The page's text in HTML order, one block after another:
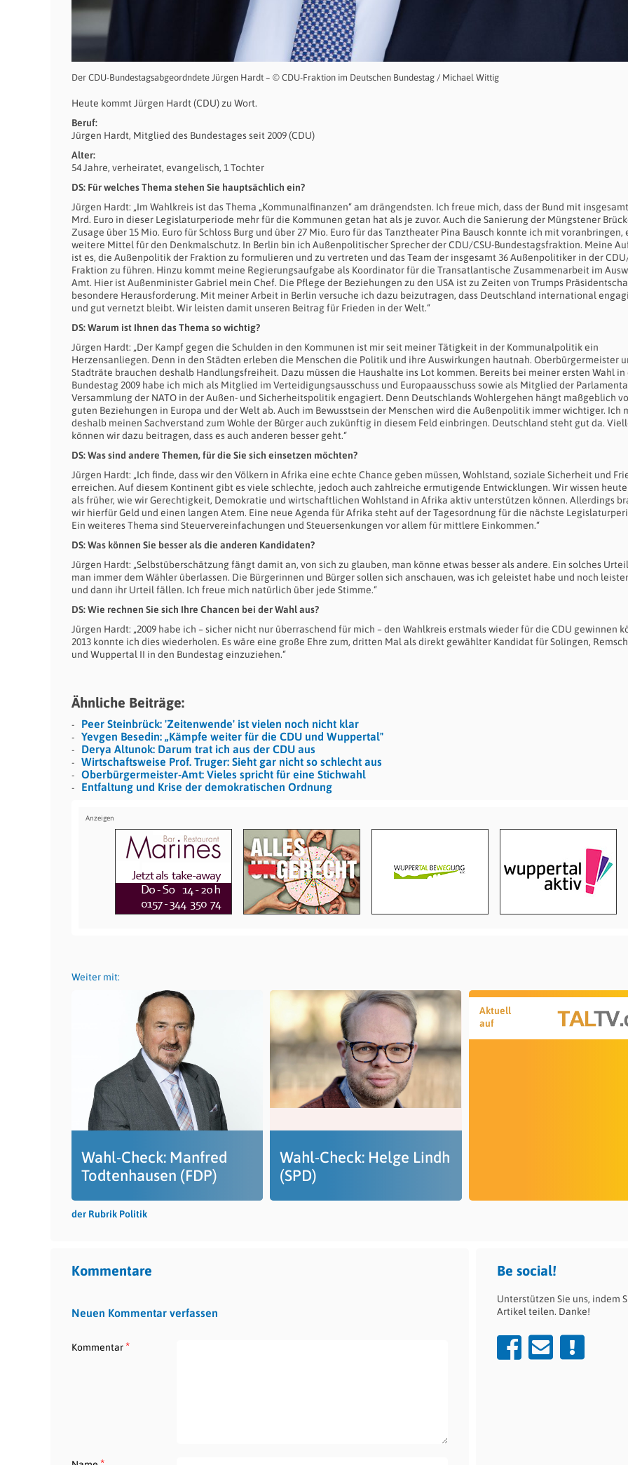
Der CDU-Bundestagsabgeordndete Jürgen Hardt – © CDU-Fraktion im Deutschen Bundestag / Michael Wittig
Heute kommt Jürgen Hardt (CDU) zu Wort.
Beruf:
Jürgen Hardt, Mitglied des Bundestages seit 2009 (CDU)
Alter:
54 Jahre, verheiratet, evangelisch, 1 Tochter
DS: Für welches Thema stehen Sie hauptsächlich ein?
Jürgen Hardt: „Im Wahlkreis ist das Thema „Kommunalfinanzen“ am drängendsten. Ich freue mich, dass der Bund mit
Mrd. Euro in dieser Legislaturperiode mehr für die Kommunen getan hat als je zuvor. Auch die Sanierung der Müngstener
Zusage über 15 Mio. Euro für Schloss Burg und über 27 Mio. Euro für das Tanztheater Pina Bausch konnte ich mit voranbringen,
weitere Mittel für den Denkmalschutz. In Berlin bin ich Außenpolitischer Sprecher der CDU/CSU-Bundestagsfraktion. Meine
ist es, die Außenpolitik der Fraktion zu formulieren und zu vertreten und das Team der insgesamt 36 Außenpolitiker in der
Fraktion zu führen. Hinzu kommt meine Regierungsaufgabe als Koordinator für die Transatlantische Zusammenarbeit im
Amt. Hier ist Außenminister Gabriel mein Chef. Die Pflege der Beziehungen zu den USA ist zu Zeiten von Trumps
besondere Herausforderung. Mit meiner Arbeit in Berlin versuche ich dazu beizutragen, dass Deutschland international
und gut vernetzt bleibt. Wir leisten damit unseren Beitrag für Frieden in der Welt.“
DS: Warum ist Ihnen das Thema so wichtig?
Jürgen Hardt: „Der Kampf gegen die Schulden in den Kommunen ist mir seit meiner Tätigkeit in der Kommunalpolitik ein
Herzensanliegen. Denn in den Städten erleben die Menschen die Politik und ihre Auswirkungen hautnah. Oberbürgermeister
Stadträte brauchen deshalb Handlungsfreiheit. Dazu müssen die Haushalte ins Lot kommen. Bereits bei meiner ersten Wahl in
Bundestag 2009 habe ich mich als Mitglied im Verteidigungsausschuss und Europaausschuss sowie als Mitglied der
Versammlung der NATO in der Außen- und Sicherheitspolitik engagiert. Denn Deutschlands Wohlergehen hängt maßgeblich
guten Beziehungen in Europa und der Welt ab. Auch im Bewusstsein der Menschen wird die Außenpolitik immer wichtiger. Ich
deshalb meinen Sachverstand zum Wohle der Bürger auch zukünftig in diesem Feld einbringen. Deutschland steht gut da.
können wir dazu beitragen, dass es auch anderen besser geht.“
DS: Was sind andere Themen, für die Sie sich einsetzen möchten?
Jürgen Hardt: „Ich finde, dass wir den Völkern in Afrika eine echte Chance geben müssen, Wohlstand, soziale Sicherheit und
erreichen. Auf diesem Kontinent gibt es viele schlechte, jedoch auch zahlreiche ermutigende Entwicklungen. Wir wissen heute
als früher, wie wir Gerechtigkeit, Demokratie und wirtschaftlichen Wohlstand in Afrika aktiv unterstützen können. Allerdings
wir hierfür Geld und einen langen Atem. Eine neue Agenda für Afrika steht auf der Tagesordnung für die nächste
Ein weiteres Thema sind Steuervereinfachungen und Steuersenkungen vor allem für mittlere Einkommen.“
DS: Was können Sie besser als die anderen Kandidaten?
Jürgen Hardt: „Selbstüberschätzung fängt damit an, von sich zu glauben, man könne etwas besser als andere. Ein solches
man immer dem Wähler überlassen. Die Bürgerinnen und Bürger sollen sich anschauen, was ich geleistet habe und noch
und dann ihr Urteil fällen. Ich freue mich natürlich über jede Stimme.“
DS: Wie rechnen Sie sich Ihre Chancen bei der Wahl aus?
Jürgen Hardt: „2009 habe ich – sicher nicht nur überraschend für mich – den Wahlkreis erstmals wieder für die CDU gewinnen
2013 konnte ich dies wiederholen. Es wäre eine große Ehre zum, dritten Mal als direkt gewählter Kandidat für Solingen,
und Wuppertal II in den Bundestag einzuziehen.“
Ähnliche Beiträge:
Peer Steinbrück: 'Zeitenwende' ist vielen noch nicht klar
Yevgen Besedin: „Kämpfe weiter für die CDU und Wuppertal"
Derya Altunok: Darum trat ich aus der CDU aus
Wirtschaftsweise Prof. Truger: Sieht gar nicht so schlecht aus
Oberbürgermeister-Amt: Vieles spricht für eine Stichwahl
Entfaltung und Krise der demokratischen Ordnung
Weiter mit:
Wahl-Check: Manfred
Todtenhausen (FDP)
Wahl-Check: Helge Lindh
(SPD)
Aktuell
auf
der Rubrik Politik
Kommentare
Neuen Kommentar verfassen
Kommentar*
Be social!
Unterstützen Sie uns, indem
Artikel teilen. Danke!